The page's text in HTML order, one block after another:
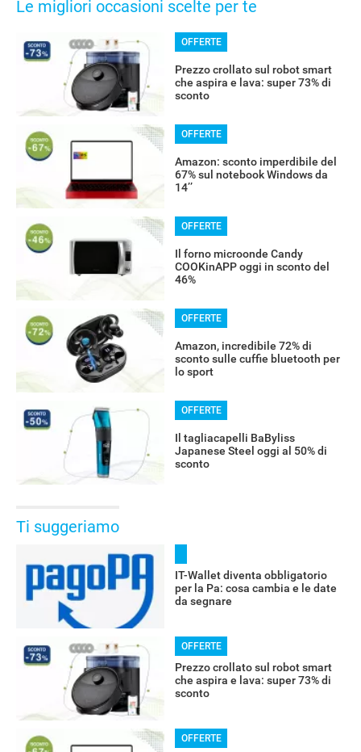
RECENSIONI
Le migliori occasioni scelte per te
OFFERTE
Prezzo crollato sul robot smart
che aspira e lava: super 73% di
sconto
OFFERTE
Amazon: sconto imperdibile del
67% sul notebook Windows da
14’’
OFFERTE
Il forno microonde Candy
COOKinAPP oggi in sconto del
46%
OFFERTE
Amazon, incredibile 72% di
sconto sulle cuffie bluetooth per
lo sport
OFFERTE
Il tagliacapelli BaByliss
Japanese Steel oggi al 50% di
sconto
Ti suggeriamo
IT-Wallet diventa obbligatorio
per la Pa: cosa cambia e le date
da segnare
OFFERTE
Prezzo crollato sul robot smart
che aspira e lava: super 73% di
sconto
OFFERTE